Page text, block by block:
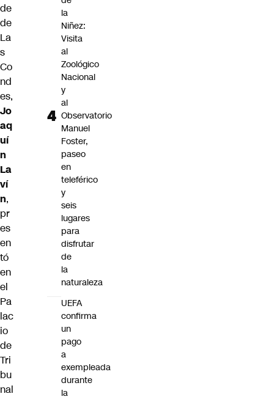
de
de
La
s
Co
nd
es,
Jo
aq
uí
n
La
ví
n,
pr
es
en
tó
en
el
Pa
lac
io
de
Tri
bu
nal
la
Niñez:
Visita
al
Zoológico
Nacional
y
al
Observatorio
Manuel
Foster,
paseo
en
teleférico
y
seis
lugares
para
disfrutar
de
la
naturaleza
UEFA
confirma
un
pago
a
exempleada
durante
la